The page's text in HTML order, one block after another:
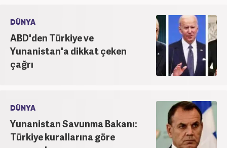
DÜNYA
ABD'den Türkiye ve
Yunanistan'a dikkat çeken
çağrı
DÜNYA
Yunanistan Savunma Bakanı:
Türkiye kurallarına göre